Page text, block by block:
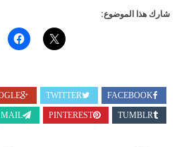
شارك هذا الموضوع:
FACEBOOK
TWITTER
TUMBLR
PINTEREST
MAIL